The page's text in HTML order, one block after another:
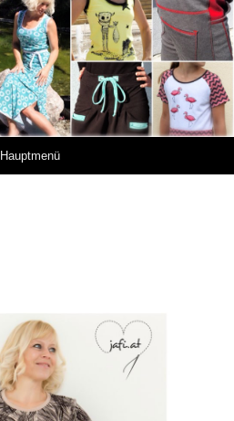
Hauptmenü